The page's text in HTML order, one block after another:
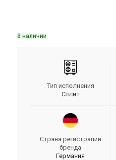
В наличии
Тип исполнения
Сплит
Страна регистрации
бренда
Германия